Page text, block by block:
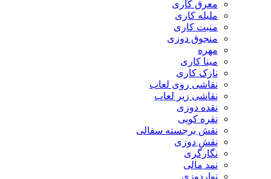
معرق کاری
مليله کاری
منبت کاری
منجوق دوزی
مهره
مینا کاری
نازک کاری
نقاشی روی لعاب
نقاشی زیر لعاب
نقده دوزی
نقره کوبی
نقش برجسته سفالی
نقش دوزی
نگارگری
نمد مالی
نواردوزی